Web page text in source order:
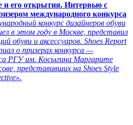
и его открытия. Интервью с
международного конкурса
конкурс дизайнеров обуви
в этом году в Москве, представил
обуви и аксессуаров. Shoes Report
о призерах конкурса —
РГУ им. Косыгина Маргарите
представивших на Shoes Style